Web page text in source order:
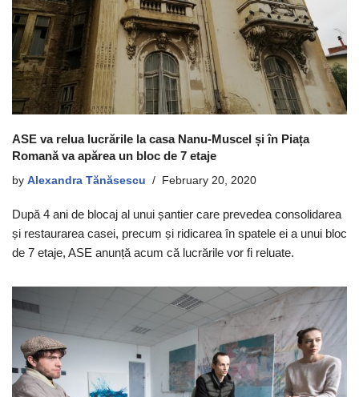
ASE va relua lucrările la casa Nanu-Muscel și în Piața
Romană va apărea un bloc de 7 etaje
by Alexandra Tănăsescu February 20, 2020
După 4 ani de blocaj al unui șantier care prevedea consolidarea
și restaurarea casei, precum și ridicarea în spatele ei a unui bloc
de 7 etaje, ASE anunță acum că lucrările vor fi reluate.